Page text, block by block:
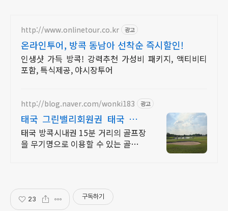
http://www.onlinetour.co.kr 광고
온라인투어, 방콕 동남아 선착순 즉시할인!
인생샷 가득 방콕! 강력추천 가성비 패키지, 액티비티
포함, 특식제공, 야시장투어
http://blog.naver.com/wonki183 광고
태국 그린밸리회원권 태국 방콕
99홀 무기회원권
태국 방콕시내권 15분 거리의 골프장
을 무기명으로 이용할 수 있는 골프회
23 구독하기